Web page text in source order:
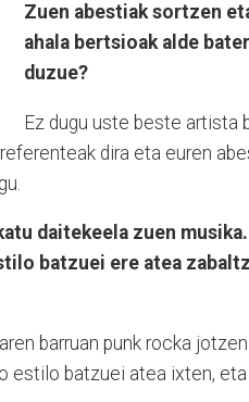
Zuen abestiak sortzen
ahala bertsioak alde
duzue?
Ez dugu uste beste artista
dira eta euren
daitekeela zuen
batzuei ere atea
barruan punk rocka
estilo batzuei atea ixten,